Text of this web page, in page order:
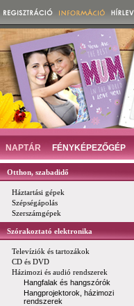
NAPTÁR FÉNYKÉPEZŐGÉP
Otthon, szabadidő
Háztartási gépek
Szépségápolás
Szerszámgépek
Szórakoztató elektronika
Televíziók és tartozákok
CD és DVD
Házimozi és audió rendszerek
Hangfalak és hangszórók
Hangprojektorok, házimozi
rendszerek